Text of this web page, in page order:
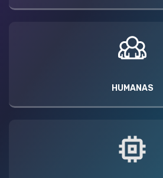
HUMANAS